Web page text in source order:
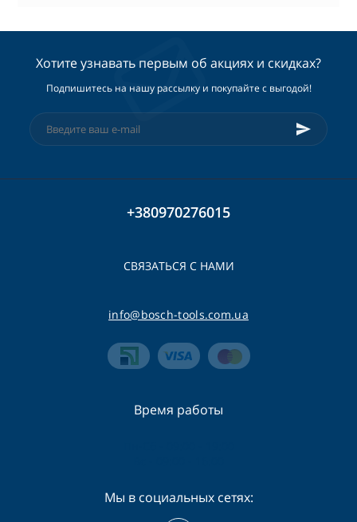
Хотите узнавать первым об акциях и скидках?
Подпишитесь на нашу рассылку и покупайте с выгодой!
+380970276015
СВЯЗАТЬСЯ С НАМИ
info@bosch-tools.com.ua
Время работы
Мы в социальных сетях: